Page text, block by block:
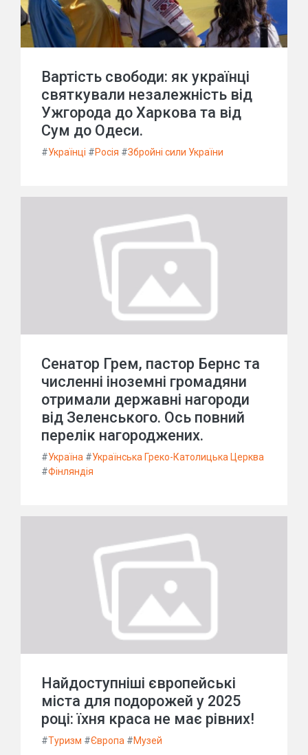
Вартість свободи: як українці
святкували незалежність від
Ужгорода до Харкова та від
Сум до Одеси.
#Українці #Росія #Збройні сили України
Сенатор Грем, пастор Бернс та
численні іноземні громадяни
отримали державні нагороди
від Зеленського. Ось повний
перелік нагороджених.
#Україна #Українська Греко-Католицька Церква
#Фінляндія
Найдоступніші європейські
міста для подорожей у 2025
році: їхня краса не має рівних!
#Туризм #Європа #Музей